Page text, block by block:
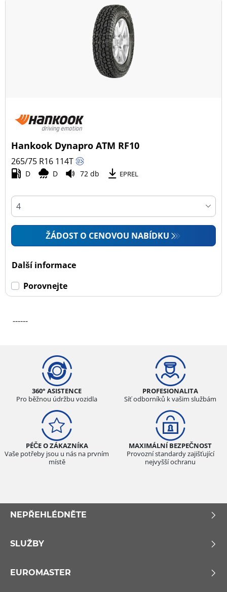
Hankook Dynapro ATM RF10
265/75 R16 114T
D D 72 db EPREL
ŽÁDOST O CENOVOU NABÍDKU
Další informace
Porovnejte
------
360° ASISTENCE
Pro běžnou údržbu vozidla
PROFESIONALITA
Síť odborníků k vašim službám
PÉČE O ZÁKAZNÍKA
Vaše potřeby jsou u nás na prvním
místě
MAXIMÁLNÍ BEZPEČNOST
Provozní standardy zajišťující
nejvyšší ochranu
NEPŘEHLÉDNĚTE
SLUŽBY
EUROMASTER